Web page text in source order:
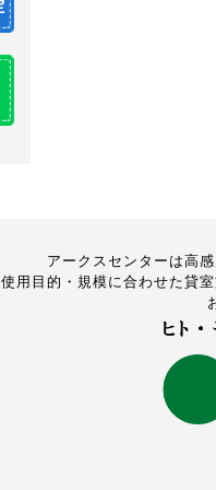
アークスセンターは高
使用目的・規模に合わせた貸